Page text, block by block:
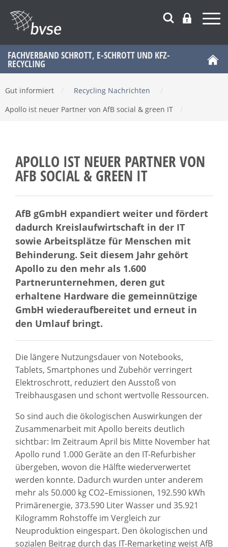
FACHVERBAND SCHROTT, E-SCHROTT UND KFZ-
RECYCLING
Gut informiert Recycling Nachrichten
Apollo ist neuer Partner von AfB social & green IT
APOLLO IST NEUER PARTNER VON
AFB SOCIAL & GREEN IT
AfB gGmbH expandiert weiter und fördert
dadurch Kreislaufwirtschaft in der IT
sowie Arbeitsplätze für Menschen mit
Behinderung. Seit diesem Jahr gehört
Apollo zu den mehr als 1.600
Partnerunternehmen, deren gut
erhaltene Hardware die gemeinnützige
GmbH wiederaufbereitet und erneut in
den Umlauf bringt.
Die längere Nutzungsdauer von Notebooks,
Tablets, Smartphones und Zubehör verringert
Elektroschrott, reduziert den Ausstoß von
Treibhausgasen und schont wertvolle Ressourcen.
So sind auch die ökologischen Auswirkungen der
Zusammenarbeit mit Apollo bereits deutlich
sichtbar: Im Zeitraum April bis Mitte November hat
Apollo rund 1.000 Geräte an den IT-Refurbisher
übergeben, wovon die Hälfte wiederverwertet
werden konnte. Dadurch wurden unter anderem
mehr als 50.000 kg CO2–Emissionen, 192.590 kWh
Primärenergie, 373.590 Liter Wasser und 35.921
Kilogramm Rohstoffe im Vergleich zur
Neuproduktion eingespart. Den ökologischen und
sozialen Beitrag durch das IT-Remarketing weist AfB